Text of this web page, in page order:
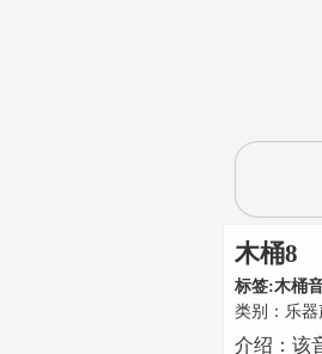
木桶8
标签:木桶
类别： 乐器
介绍： 该